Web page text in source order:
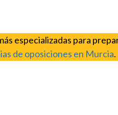
especializadas para
de oposiciones en Murcia.